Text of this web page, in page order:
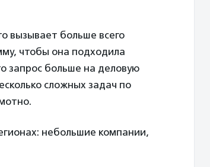
вызывает больше всего
чтобы она подходила
запрос больше на деловую
сложных задач по
небольшие компании,